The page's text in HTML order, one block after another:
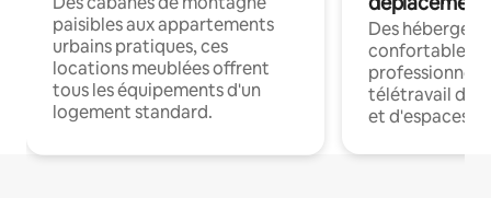
paisibles aux appartements
urbains pratiques, ces
locations meublées offrent
tous les équipements d'un
logement standard.
Des
confortables
professionnels
télétravail
et d'espaces